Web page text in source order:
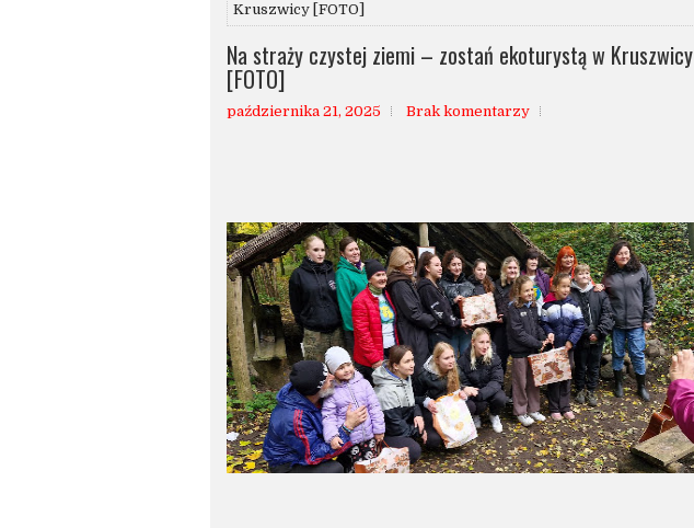
Kruszwicy [FOTO]
Na straży czystej ziemi – zostań ekoturystą w Kruszwicy
[FOTO]
października 21, 2025 Brak komentarzy